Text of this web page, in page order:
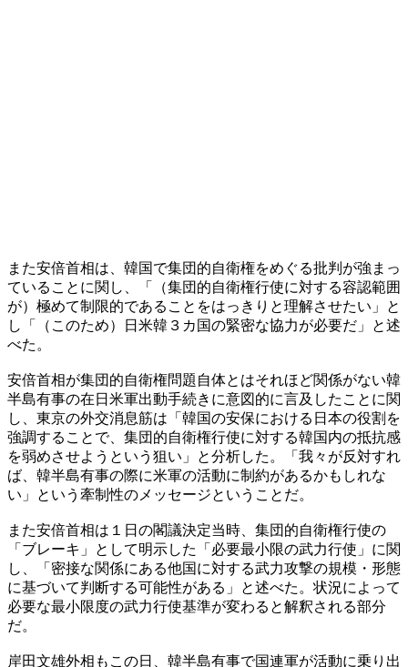
また安倍首相は、韓国で集団的自衛権をめぐる批判が強まっ
ていることに関し、「（集団的自衛権行使に対する容認範囲
が）極めて制限的であることをはっきりと理解させたい」と
し「（このため）日米韓３カ国の緊密な協力が必要だ」と述
べた。
安倍首相が集団的自衛権問題自体とはそれほど関係がない韓
半島有事の在日米軍出動手続きに意図的に言及したことに関
し、東京の外交消息筋は「韓国の安保における日本の役割を
強調することで、集団的自衛権行使に対する韓国内の抵抗感
を弱めさせようという狙い」と分析した。「我々が反対すれ
ば、韓半島有事の際に米軍の活動に制約があるかもしれな
い」という牽制性のメッセージということだ。
また安倍首相は１日の閣議決定当時、集団的自衛権行使の
「ブレーキ」として明示した「必要最小限の武力行使」に関
し、「密接な関係にある他国に対する武力攻撃の規模・形態
に基づいて判断する可能性がある」と述べた。状況によって
必要な最小限度の武力行使基準が変わると解釈される部分
だ。
岸田文雄外相もこの日、韓半島有事で国連軍が活動に乗り出